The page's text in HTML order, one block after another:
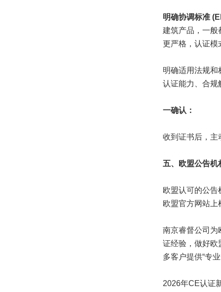
明确协调标准
建筑产品，一般
更严格，认证模
明确适用法规和
认证能力、合规
一确认：
收到证书后，主
五、欧盟公告机
欧盟认可的公告
欧盟官方网站
南京睿督公司为
证经验，做好欧
多客户提供“专
2026年CE认证